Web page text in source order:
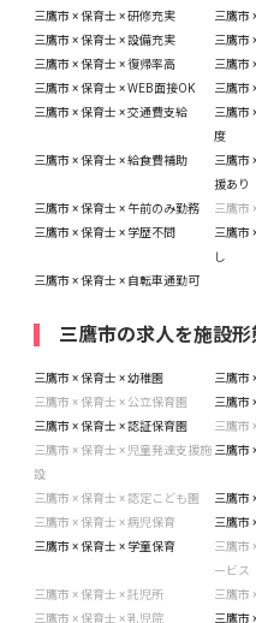
三鷹市 × 保育士 × 研修充実
三鷹市
三鷹市 × 保育士 × 設備充実
三鷹市
三鷹市 × 保育士 × 復帰率高
三鷹市
三鷹市 × 保育士 × WEB面接OK
三鷹市
三鷹市 × 保育士 × 交通費支給
三鷹市
度
三鷹市 × 保育士 × 給食費補助
三鷹市
援あり
三鷹市 × 保育士 × 午前のみ勤務
三鷹市
三鷹市 × 保育士 × 学歴不問
三鷹市
し
三鷹市 × 保育士 × 自転車通勤可
三鷹市の求人を施設
三鷹市 × 保育士 × 幼稚園
三鷹市
三鷹市 × 保育士 × 公立保育園
三鷹市
三鷹市 × 保育士 × 認証保育園
三鷹市
三鷹市 × 保育士 × 児童発達支援施
設
三鷹市
三鷹市 × 保育士 × 認定こども園
三鷹市
三鷹市 × 保育士 × 病児保育
三鷹市
三鷹市 × 保育士 × 学童保育
三鷹市
ービス
三鷹市 × 保育士 × 託児所
三鷹市
三鷹市 × 保育士 × 乳児院
三鷹市